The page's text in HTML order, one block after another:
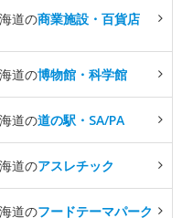
道の商業施設・百貨店
道の博物館・科学館
道の道の駅・SA/PA
道のアスレチック
道のフードテーマパーク